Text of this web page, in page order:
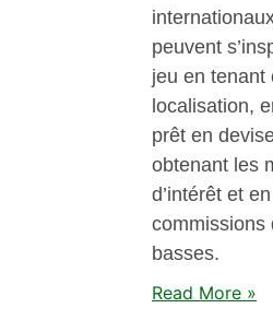
peuvent
jeu en tenant
localisation,
prêt en
obtenant les
d’intérêt et
commissions
basses.
Read More »